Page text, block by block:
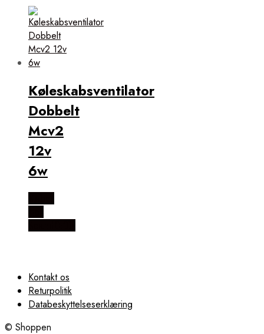
Køleskabsventilator
Dobbelt
Mcv2
12v
6w
Kontakt os
Returpolitik
Databeskyttelseserklæring
© Shoppen